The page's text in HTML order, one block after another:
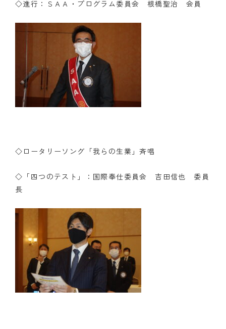
◇進行：ＳＡＡ・プログラム委員会 根橋聖治 会員
◇ロータリーソング「我らの生業」斉唱
◇「四つのテスト」：国際奉仕委員会 吉田信也 委員
長